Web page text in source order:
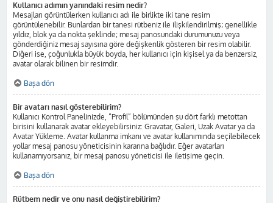
Kullanıcı adımın yanındaki resim nedir?
Mesajları görüntülerken kullanıcı adı ile birlikte iki tane resim
görüntülenebilir. Bunlardan bir tanesi rütbeniz ile ilişkilendirilmiş; genellikle
yıldız, blok ya da nokta şeklinde; mesaj panosundaki durumunuzu veya
gönderdiğiniz mesaj sayısına göre değişkenlik gösteren bir resim olabilir.
Diğeri ise, çoğunlukla büyük boyda, her kullanıcı için kişisel ya da benzersiz,
avatar olarak bilinen bir resimdir.
Başa dön
Bir avatarı nasıl gösterebilirim?
Kullanıcı Kontrol Panelinizde, “Profil” bölümünden şu dört farklı metottan
birisini kullanarak avatar ekleyebilirsiniz: Gravatar, Galeri, Uzak Avatar ya da
Avatar Yükleme. Avatar kullanma imkanı ve avatar kullanımında seçilebilecek
yollar mesaj panosu yöneticisinin kararına bağlıdır. Eğer avatarları
kullanamıyorsanız, bir mesaj panosu yöneticisi ile iletişime geçin.
Başa dön
Rütbem nedir ve onu nasıl değiştirebilirim?